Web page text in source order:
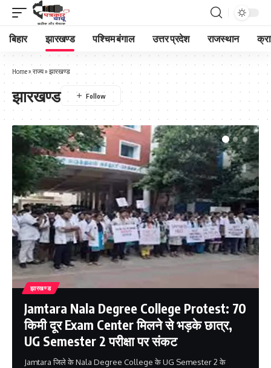
बिहार झारखण्ड पश्चिम बंगाल उत्तर प्रदेश राजस्थान
Home» राज्य» झारखण्ड
झारखण्ड
झारखण्ड
Jamtara Nala Degree College Protest: 70
किमी दूर Exam Center मिलने से भड़के छात्र,
UG Semester 2 परीक्षा पर संकट
Jamtara जिले के Nala Degree College के UG Semester 2 के